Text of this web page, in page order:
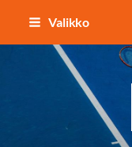
Siirry
sisältöön
Valikko